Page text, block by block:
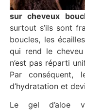
surcheveux
surtout s’ils sont
boucles, les
qui rend le
n’est pas réparti
Par conséquent,
d’hydratation et
Le gel d’aloe